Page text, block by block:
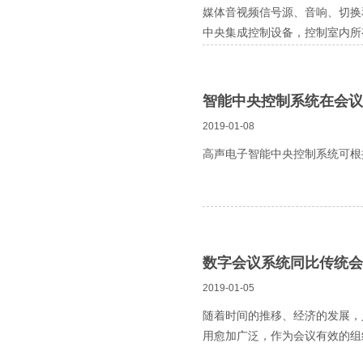
媒体音视频信号源、音响、切
中央集成控制设备，控制室内
智能中央控制系统在会
2019-01-08
高声电子智能中央控制系统可
数字会议系统同比传统
2019-01-05
随着时间的推移、经济的发展
用愈加广泛，作为会议有效的